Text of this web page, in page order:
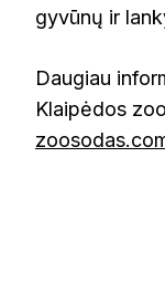
gyvūnų ir
Daugiau
Klaipėdos